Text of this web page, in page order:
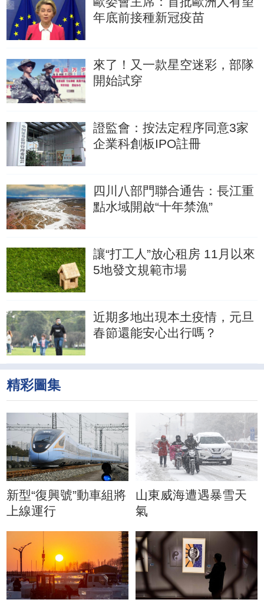
年底前接種新冠疫苗
來了！又一款星空迷彩，部隊
開始試穿
證監會：按法定程序同意3家
企業科創板IPO註冊
四川八部門聯合通告：長江重
點水域開啟“十年禁漁”
讓“打工人”放心租房 11月以來
5地發文規範市場
近期多地出現本土疫情，元旦
春節還能安心出行嗎？
精彩圖集
新型“復興號”動車組將
上線運行
山東威海遭遇暴雪天
氣